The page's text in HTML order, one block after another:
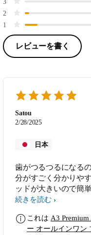
3
2
1
レビューを書く
Satou
2/28/2025
日本
歯がつるつるになる
分がすごく分かりや
ッドが大きいので簡
楽。
続きを読む
これは A3
ー オールインワン